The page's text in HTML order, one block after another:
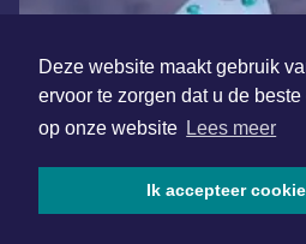
Deze website maakt gebruik
ervoor te zorgen dat u de
op onze website Lees meer
Ik accepteer